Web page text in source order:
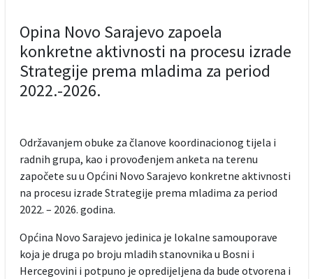
Opina Novo Sarajevo zapoela
konkretne aktivnosti na procesu izrade
Strategije prema mladima za period
2022.-2026.
Održavanjem obuke za članove koordinacionog tijela i
radnih grupa, kao i provođenjem anketa na terenu
započete su u Općini Novo Sarajevo konkretne aktivnosti
na procesu izrade Strategije prema mladima za period
2022. – 2026. godina.
Općina Novo Sarajevo jedinica je lokalne samouporave
koja je druga po broju mladih stanovnika u Bosni i
Hercegovini i potpuno je opredijeljena da bude otvorena i